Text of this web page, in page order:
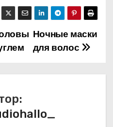
Ночные маски
для волос